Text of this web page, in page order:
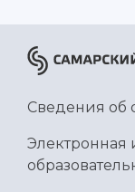
Сведения об